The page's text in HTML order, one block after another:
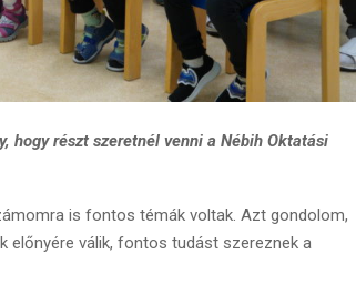
hogy részt szeretnél venni a Nébih Oktatási
is fontos témák voltak. Azt gondolom,
előnyére válik, fontos tudást szereznek a